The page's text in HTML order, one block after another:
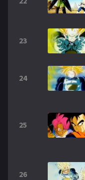
23
24
25
26